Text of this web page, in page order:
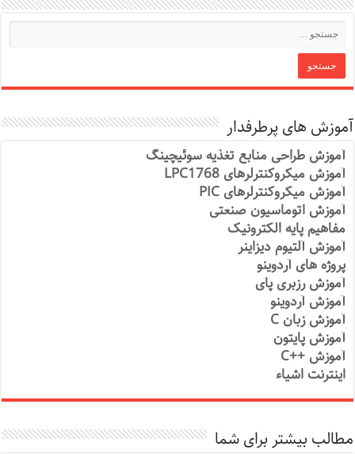
آموزش های پرطرفدار
آموزش طراحی منابع تغذیه سوئیچینگ
آموزش میکروکنترلرهای LPC1768
آموزش میکروکنترلرهای PIC
آموزش اتوماسیون صنعتی
مفاهیم پایه الکترونیک
آموزش آلتیوم دیزاینر
پروژه های آردوینو
آموزش رزبری پای
آموزش آردوینو
آموزش زبان C
آموزش پایتون
آموزش ++C
اینترنت اشیاء
مطالب بیشتر برای شما